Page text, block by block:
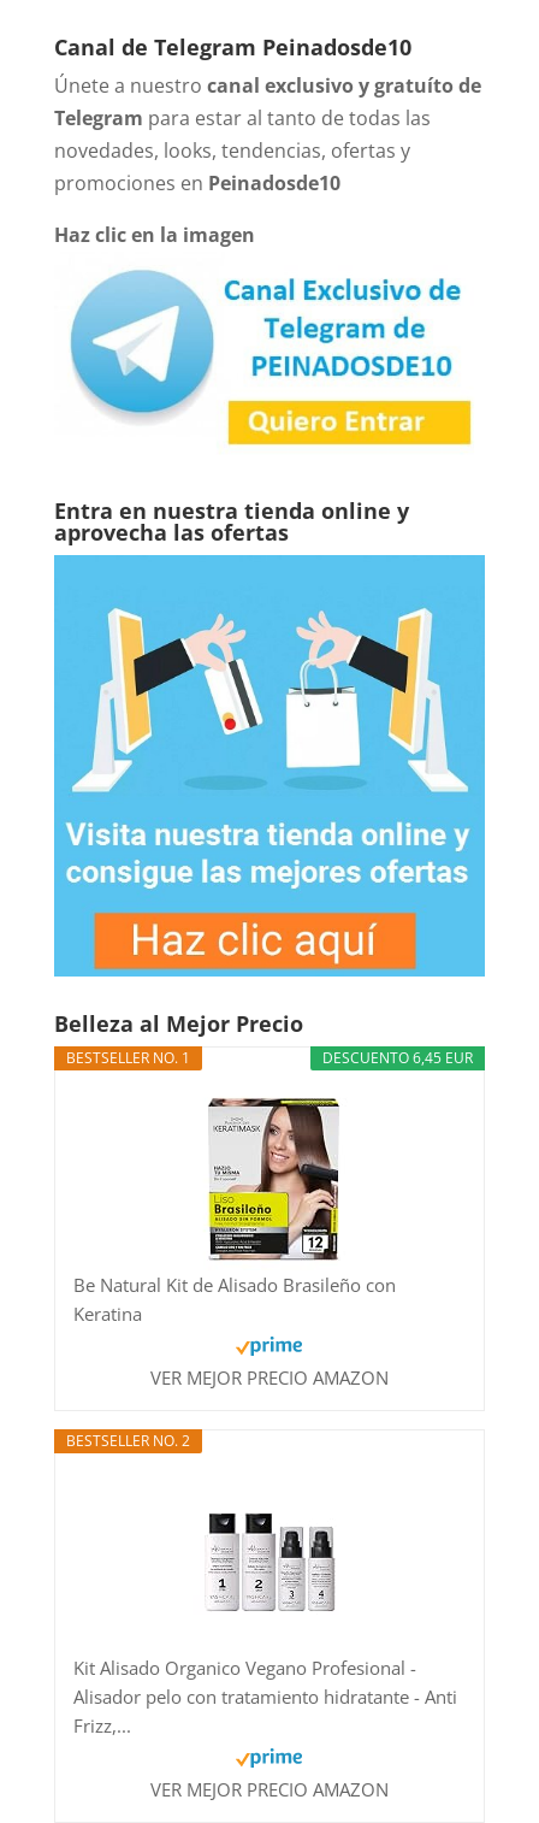
Canal de Telegram Peinadosde10
Únete a nuestro canal exclusivo y gratuíto de
Telegram para estar al tanto de todas las
novedades, looks, tendencias, ofertas y
promociones en Peinadosde10
Haz clic en la imagen
Entra en nuestra tienda online y
aprovecha las ofertas
Belleza al Mejor Precio
DESCUENTO 6,45 EUR
BESTSELLER NO. 1
Be Natural Kit de Alisado Brasileño con
Keratina
VER MEJOR PRECIO AMAZON
BESTSELLER NO. 2
Kit Alisado Organico Vegano Profesional -
Alisador pelo con tratamiento hidratante - Anti
Frizz,...
VER MEJOR PRECIO AMAZON